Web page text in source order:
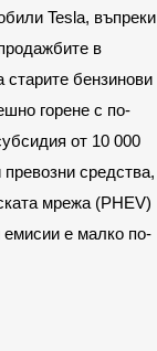
Tesla, въпреки
в
старите бензинови
горене с по-
от 10 000
средства,
мрежа (PHEV)
емисии е малко по-